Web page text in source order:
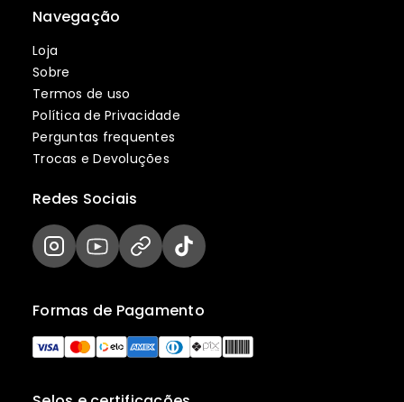
Navegação
Loja
Sobre
Termos de uso
Política de Privacidade
Perguntas frequentes
Trocas e Devoluções
Formas de Pagamento
Redes Sociais